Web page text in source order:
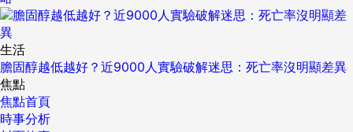
生活
膽固醇越低越好？近9000人實驗破解迷思：死亡率沒明顯差異
焦點
焦點首頁
時事分析